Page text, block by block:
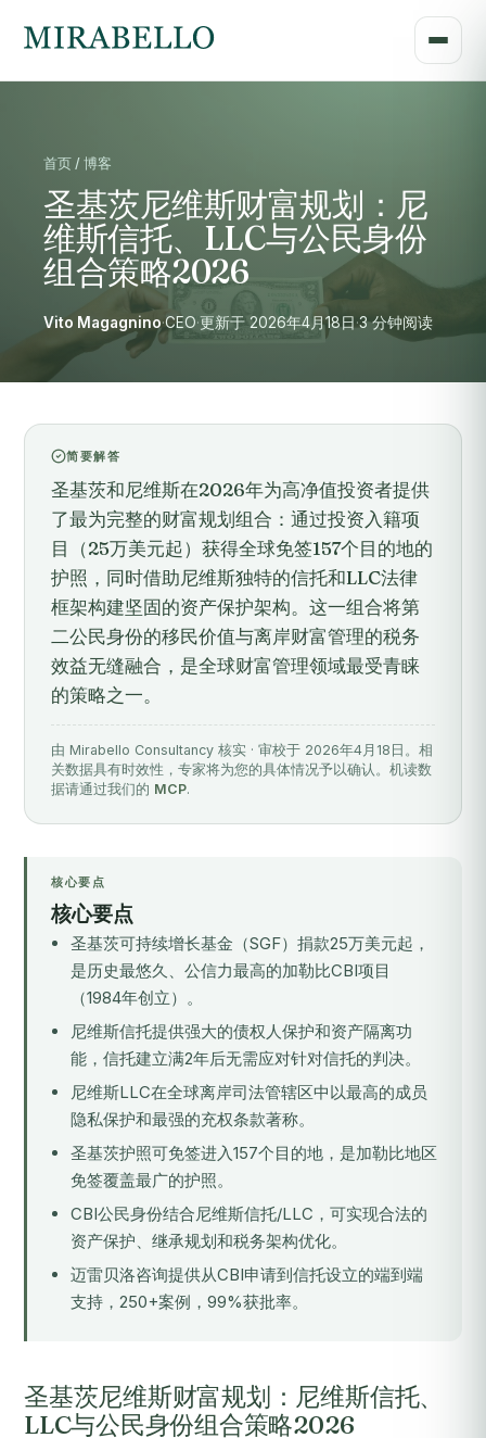
首页 / 博客
圣基茨尼维斯财富规划：尼
维斯信托、LLC与公民身份
组合策略2026
Vito Magagnino·CEO·更新于 2026年4月18日·3 分钟阅读
简要解答
圣基茨和尼维斯在2026年为高净值投资者提供
了最为完整的财富规划组合：通过投资入籍项
目（25万美元起）获得全球免签157个目的地的
护照，同时借助尼维斯独特的信托和LLC法律
框架构建坚固的资产保护架构。这一组合将第
二公民身份的移民价值与离岸财富管理的税务
效益无缝融合，是全球财富管理领域最受青睐
的策略之一。
由 Mirabello Consultancy 核实 · 审校于 2026年4月18日。相
关数据具有时效性，专家将为您的具体情况予以确认。机读数
据请通过我们的 MCP.
核心要点
核心要点
圣基茨可持续增长基金（SGF）捐款25万美元起，
是历史最悠久、公信力最高的加勒比CBI项目
（1984年创立）。
尼维斯信托提供强大的债权人保护和资产隔离功
能，信托建立满2年后无需应对针对信托的判决。
尼维斯LLC在全球离岸司法管辖区中以最高的成员
隐私保护和最强的充权条款著称。
圣基茨护照可免签进入157个目的地，是加勒比地区
免签覆盖最广的护照。
CBI公民身份结合尼维斯信托/LLC，可实现合法的
资产保护、继承规划和税务架构优化。
迈雷贝洛咨询提供从CBI申请到信托设立的端到端
支持，250+案例，99%获批率。
圣基茨尼维斯财富规划：尼维斯信托、
LLC与公民身份组合策略2026